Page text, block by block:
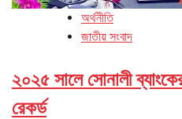
অর্থনীতি
জাতীয় সংবাদ
২০২৫ সালে সোনালী
রেকর্ড